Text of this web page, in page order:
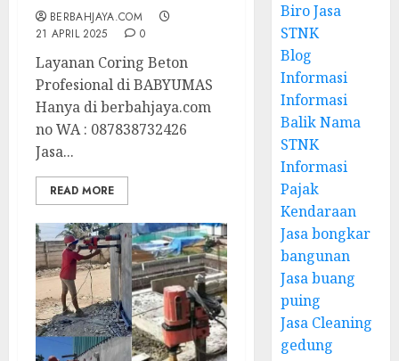
BERBAHJAYA.COM
21 APRIL 2025
0
Layanan Coring Beton
Profesional di BABYUMAS
Hanya di berbahjaya.com
no WA : 087838732426
Jasa...
READ MORE
Biro Jasa
STNK
Blog
Informasi
Informasi
Balik Nama
STNK
Informasi
Pajak
Kendaraan
Jasa bongkar
bangunan
Jasa buang
puing
Jasa Cleaning
gedung